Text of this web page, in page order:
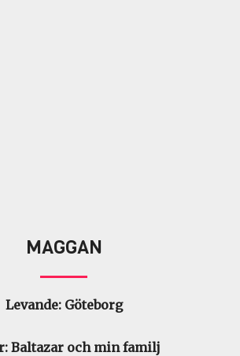
MAGGAN
Levande: Göteborg
: Baltazar och min familj